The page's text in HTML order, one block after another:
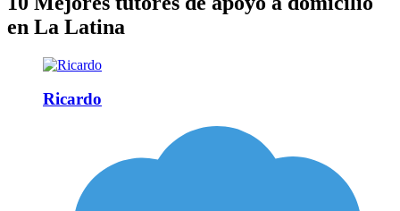
en La Latina
Ricardo